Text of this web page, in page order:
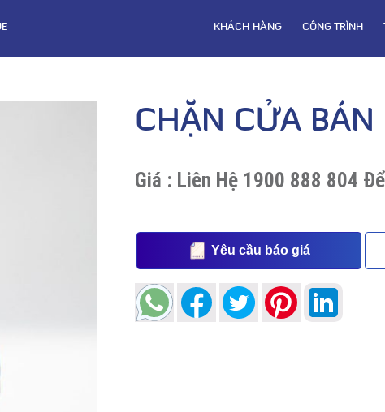
KHÁCH HÀNG CÔNG TRÌNH
CHẶN CỬA BÁN
Giá : Liên Hệ 1900 888 804
Yêu cầu báo giá